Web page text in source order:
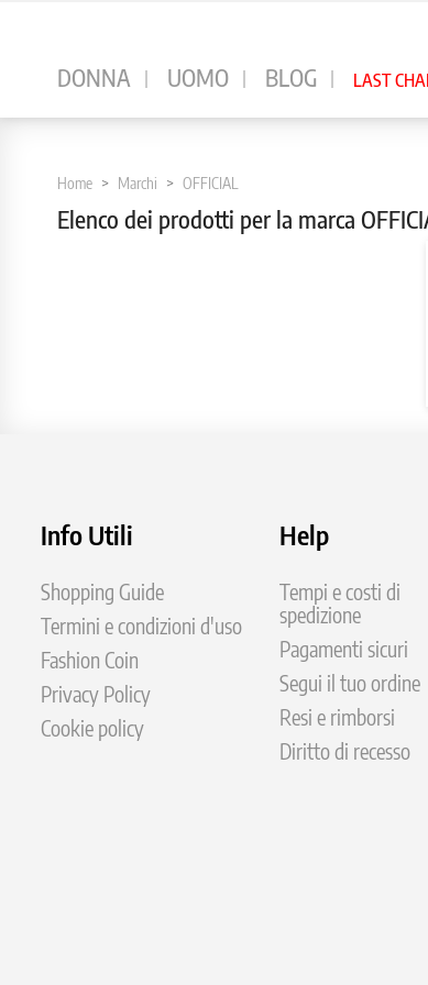
DONNA UOMO BLOG LAST
Home Marchi OFFICIAL
Elenco dei prodotti per la marca
Info Utili
Shopping Guide
Termini e condizioni d'uso
Fashion Coin
Privacy Policy
Cookie policy
Help
Tempi e costi di
spedizione
Pagamenti sicuri
Segui il tuo ordine
Resi e rimborsi
Diritto di recesso